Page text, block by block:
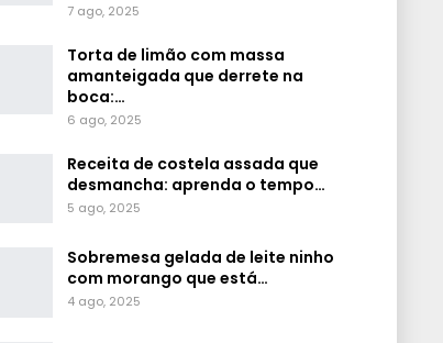
7 ago, 2025
Torta de limão com massa
amanteigada que derrete na
boca:…
6 ago, 2025
Receita de costela assada que
desmancha: aprenda o tempo…
5 ago, 2025
Sobremesa gelada de leite ninho
com morango que está…
4 ago, 2025